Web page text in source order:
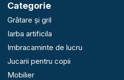
Categorie
Grătare și gril
Iarba artificila
Imbracaminte de lucru
Jucarii pentru copii
Mobilier